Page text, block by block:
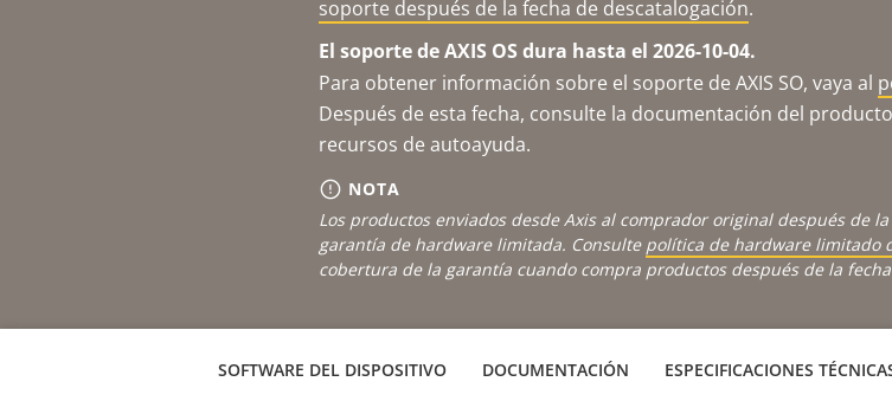
soporte después de la fecha de descatalogación.
El soporte de AXIS OS dura hasta el 2026-10-04.
Para obtener información sobre el soporte de AXIS SO, vaya al
Después de esta fecha, consulte la documentación del
recursos de autoayuda.
NOTA
Los productos enviados desde Axis al comprador original después de
garantía de hardware limitada. Consulte política de hardware limitado
cobertura de la garantía cuando compra productos después de la
SOFTWARE DEL DISPOSITIVO DOCUMENTACIÓN ESPECIFICACIONES